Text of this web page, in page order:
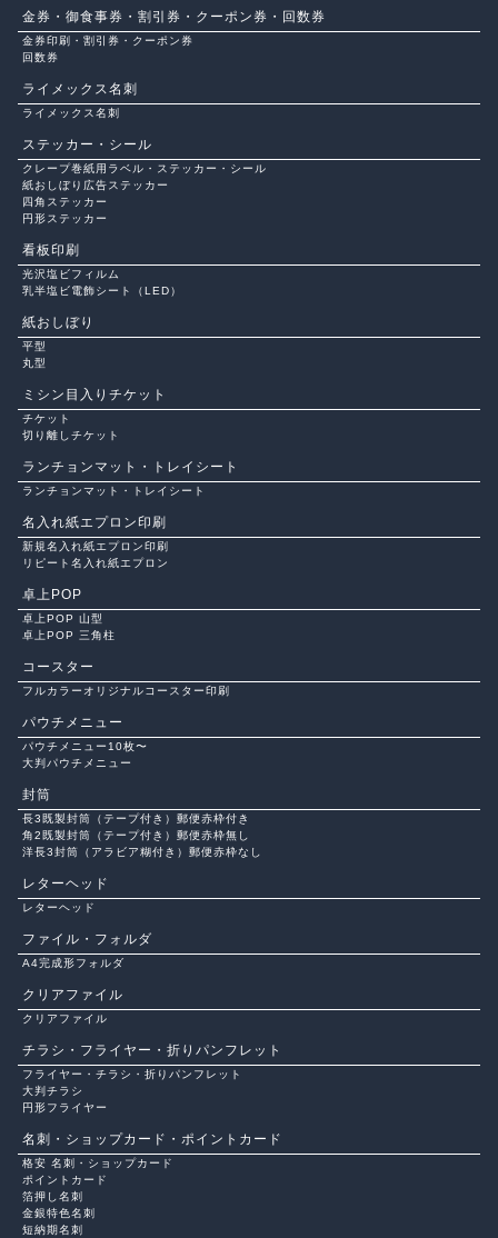
金券・御食事券・割引券・クーポン券・回数券
金券印刷・割引券・クーポン券
回数券
ライメックス名刺
ライメックス名刺
ステッカー・シール
クレープ巻紙用ラベル・ステッカー・シール
紙おしぼり広告ステッカー
四角ステッカー
円形ステッカー
看板印刷
光沢塩ビフィルム
乳半塩ビ電飾シート（LED）
紙おしぼり
平型
丸型
ミシン目入りチケット
チケット
切り離しチケット
ランチョンマット・トレイシート
ランチョンマット・トレイシート
名入れ紙エプロン印刷
新規名入れ紙エプロン印刷
リピート名入れ紙エプロン
卓上POP
卓上POP 山型
卓上POP 三角柱
コースター
フルカラーオリジナルコースター印刷
パウチメニュー
パウチメニュー10枚〜
大判パウチメニュー
封筒
長3既製封筒（テープ付き）郵便赤枠付き
角2既製封筒（テープ付き）郵便赤枠無し
洋長3封筒（アラビア糊付き）郵便赤枠なし
レターヘッド
レターヘッド
ファイル・フォルダ
A4完成形フォルダ
クリアファイル
クリアファイル
チラシ・フライヤー・折りパンフレット
フライヤー・チラシ・折りパンフレット
大判チラシ
円形フライヤー
名刺・ショップカード・ポイントカード
格安 名刺・ショップカード
ポイントカード
箔押し名刺
金銀特色名刺
短納期名刺